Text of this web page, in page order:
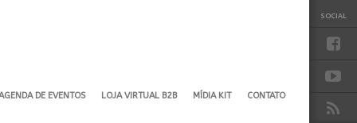
SOCIAL
DE EVENTOS LOJA VIRTUAL B2B MÍDIA KIT CONTATO